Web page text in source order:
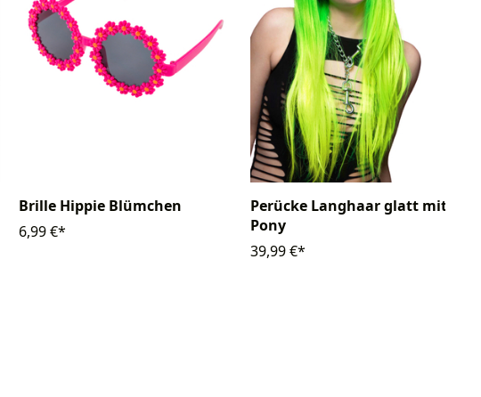
Brille Hippie Blümchen
6,99 €*
Perücke Langhaar glatt mit
Pony
39,99 €*